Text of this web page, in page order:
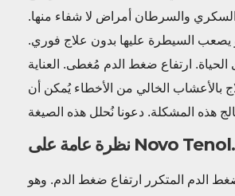
والسرطان أمراض لا شفاء منها.
السيطرة عليها بدون علاج فوري.
الحياة. ارتفاع ضغط الدم مُغطى. العناية
بالأعشاب الخالي من الأخطاء يُمكن أن
نظرة عامة على Novo Tenol.
الدم المتكرر ارتفاع ضغط الدم. وهو